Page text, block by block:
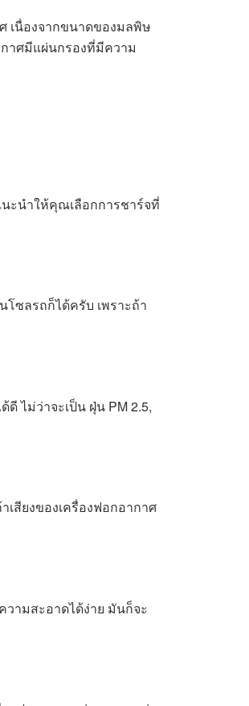
เนื่องจากขนาดของมลพิษ
าศมีแผ่นกรองที่มีความ
ะนำให้คุณเลือกการชาร์จที่
ซลรถก็ได้ครับ เพราะถ้า
ไม่ว่าจะเป็น ฝุ่น PM 2.5,
เสียงของเครื่องฟอกอากาศ
วามสะอาดได้ง่าย มันก็จะ